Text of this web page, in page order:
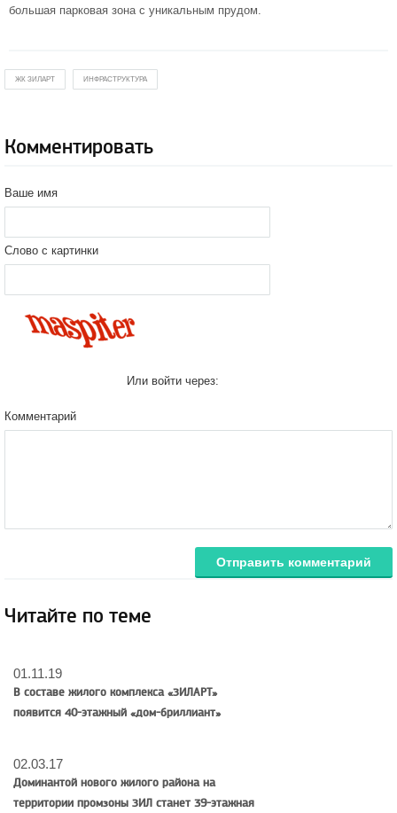
большая парковая зона с уникальным прудом.
ЖК ЗИЛАРТ ИНФРАСТРУКТУРА
Комментировать
Ваше имя
Слово с картинки
Или войти через:
Комментарий
Отправить комментарий
Читайте по теме
01.11.19
В составе жилого комплекса «ЗИЛАРТ»
появится 40-этажный «дом-бриллиант»
02.03.17
Доминантой нового жилого района на
территории промзоны ЗИЛ станет 39-этажная